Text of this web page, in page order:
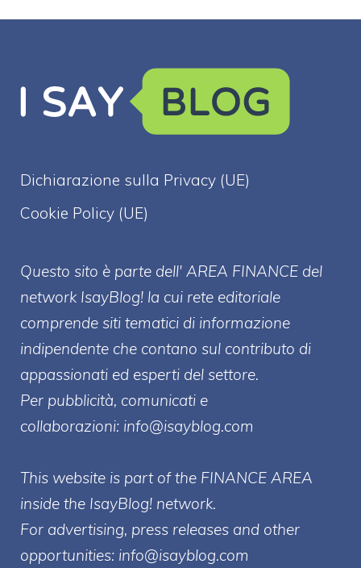
Dichiarazione sulla Privacy (UE)
Cookie Policy (UE)
Questo sito è parte dell' AREA FINANCE del
network IsayBlog! la cui rete editoriale
comprende siti tematici di informazione
indipendente che contano sul contributo di
appassionati ed esperti del settore.
Per pubblicità, comunicati e
collaborazioni: info@isayblog.com
This website is part of the FINANCE AREA
inside the IsayBlog! network.
For advertising, press releases and other
opportunities: info@isayblog.com